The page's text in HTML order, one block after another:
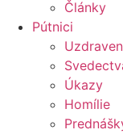
Články
Pútnici
Úkazy
Homílie